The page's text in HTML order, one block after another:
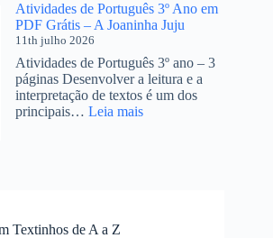
completo para
imprimir
4
tipos
de
letras
PDF
Grátis
Atividades de Português 3º Ano em
PDF Grátis – A Joaninha Juju
11th julho 2026
Atividades de Português 3º ano – 3
páginas Desenvolver a leitura e a
interpretação de textos é um dos
principais… Leia mais:
Textinhos de A a Z